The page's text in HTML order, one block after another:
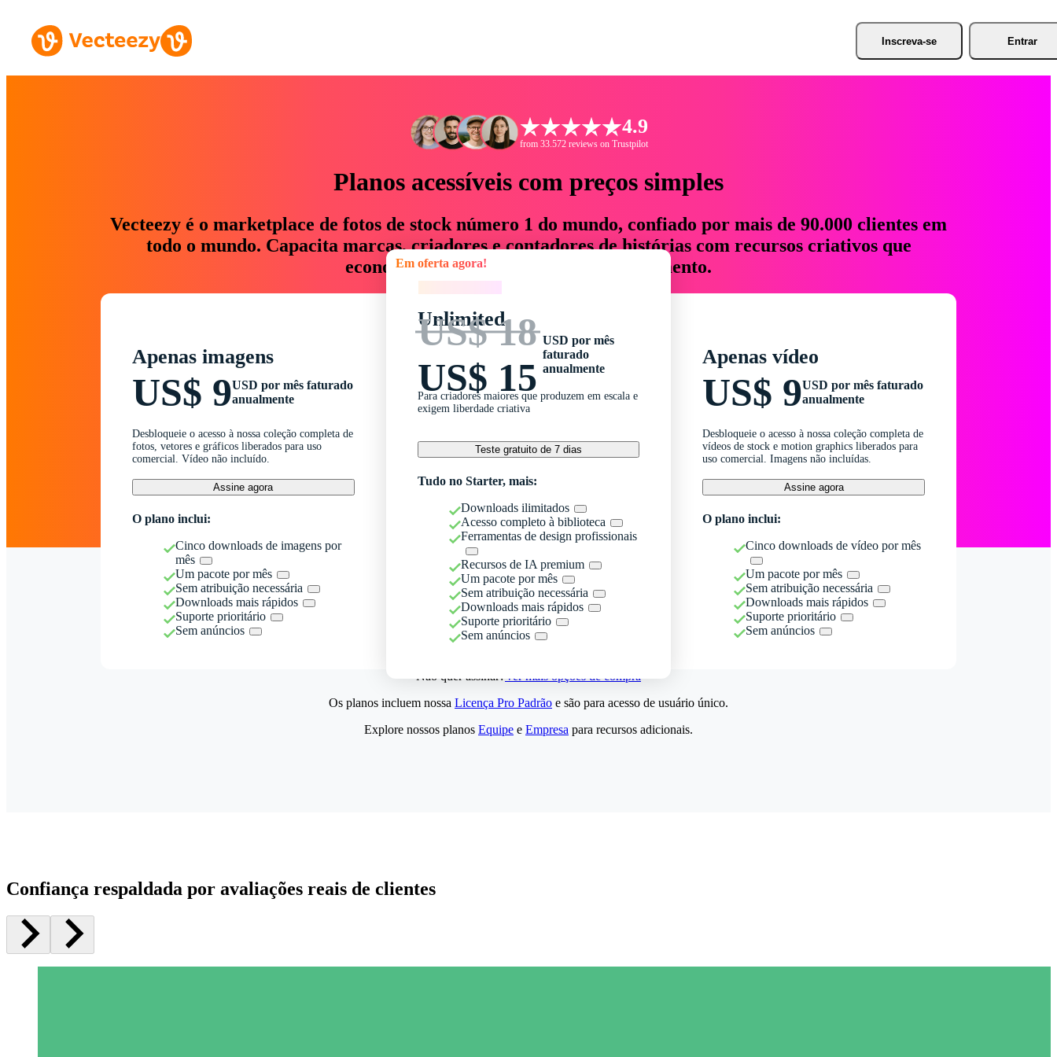
Inscreva-se Entrar
4.9
from 33.572 reviews on Trustpilot
Planos acessíveis com preços simples
Vecteezy é o marketplace de fotos de stock número 1 do mundo, confiado por mais de 90.000 clientes em
todo o mundo. Capacita marcas, criadores e contadores de histórias com recursos criativos que
economizam até 76% em tempo e orçamento.
Apenas imagens
US$ 9USD por mês faturado
anualmente
Desbloqueie o acesso à nossa coleção completa de
fotos, vetores e gráficos liberados para uso
comercial. Vídeo não incluído.
Assine agora
O plano inclui:
Cinco downloads de imagens por
mês
Um pacote por mês
Sem atribuição necessária
Downloads mais rápidos
Suporte prioritário
Sem anúncios
Em oferta agora!
Unlimited
US$ 18
US$ 15
USD por mês
faturado
anualmente
Para criadores maiores que produzem em escala e
exigem liberdade criativa
Teste gratuito de 7 dias
Tudo no Starter, mais:
Downloads ilimitados
Acesso completo à biblioteca
Ferramentas de design profissionais
Recursos de IA premium
Um pacote por mês
Sem atribuição necessária
Downloads mais rápidos
Suporte prioritário
Sem anúncios
Apenas vídeo
US$ 9USD por mês faturado
anualmente
Desbloqueie o acesso à nossa coleção completa de
vídeos de stock e motion graphics liberados para
uso comercial. Imagens não incluídas.
Assine agora
O plano inclui:
Cinco downloads de vídeo por mês
Um pacote por mês
Sem atribuição necessária
Downloads mais rápidos
Suporte prioritário
Sem anúncios
Não quer assinar?Ver mais opções de compra
Os planos incluem nossa Licença Pro Padrão e são para acesso de usuário único.
Explore nossos planos Equipe e Empresa para recursos adicionais.
Confiança respaldada por avaliações reais de clientes